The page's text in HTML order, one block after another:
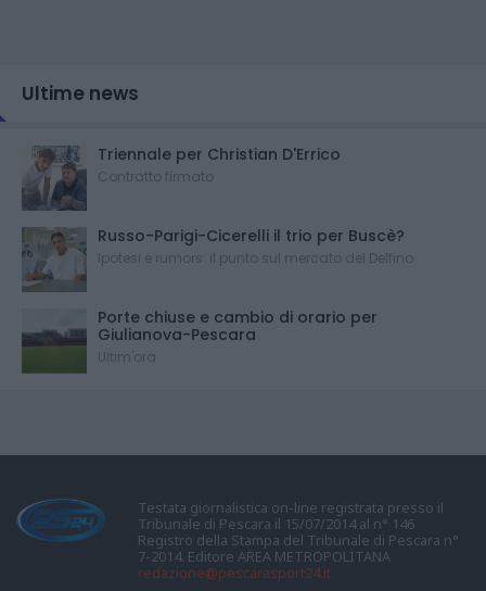
Ultime news
Triennale per Christian D'Errico
Contratto firmato
Russo-Parigi-Cicerelli il trio per Buscè?
Ipotesi e rumors: il punto sul mercato del Delfino
Porte chiuse e cambio di orario per
Giulianova-Pescara
Ultim'ora
Testata giornalistica on-line registrata presso il
Tribunale di Pescara il 15/07/2014 al n° 146
Registro della Stampa del Tribunale di Pescara n°
7-2014. Editore AREA METROPOLITANA
redazione@pescarasport24.it